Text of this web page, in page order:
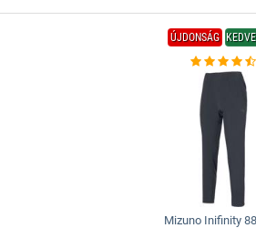
ÚJDONSÁG
Mizuno Inifinity